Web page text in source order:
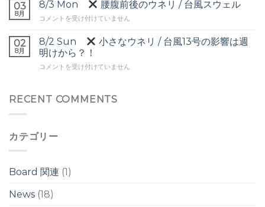
は
ー
ッ
の
ワ
イ
レ
イ
前
の
ワ
ド
イ
03
8月
8/3 Mon 腰腹前後のウネリ / 台風スウェル
8/3
腰
腹
前
ウ
台
ウ
ェ
ル
は
コメントを受け付けていません
02
8月
8/2 Sun
小さなウネリ / 台風13号の影響は週
明けから？！
8/2
小
ネ
台
風
号
コメントを受け付けていません
RECENT COMMENTS
カテゴリー
Board 関連 (1)
News (18)